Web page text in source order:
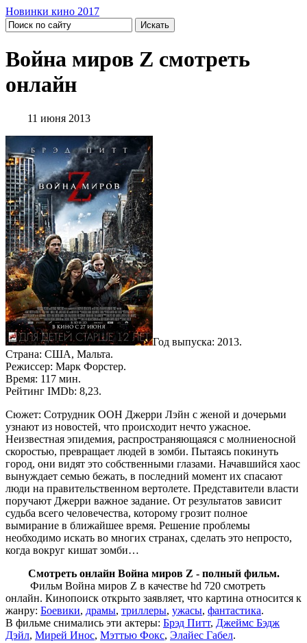
Новинки кино 2017
Война миров Z смотреть
онлайн
11 июня 2013
Год выпуска: 2013.
Страна: США, Мальта.
Режиссер: Марк Форстер.
Время: 117 мин.
Рейтинг IMDb: 8,23.
Сюжет: Сотрудник ООН Джерри Лэйн с женой и дочерьми
узнают из новостей, что происходит нечто ужасное.
Неизвестная эпидемия, распространяющаяся с молниеносной
скоростью, превращает людей в зомби. Пытаясь покинуть
город, они видят это собственными глазами. Начавшийся хаос
вынуждает семью бежать, в последний момент их спасают
люди на правительственном вертолете. Представители власти
поручают Джерри важное задание. От результатов зависит
судьба всего человечества, которому грозит полное
вымирание в ближайшее время. Решение проблемы
необходимо искать во многих странах, сделать это непросто,
когда вокруг кишат зомби…
Смотреть онлайн Война миров Z - полный фильм.
Фильм Война миров Z в качестве hd 720 смотреть
онлайн. Кинопоиск открыто заявляет, что картина относится к
жанру: Боевики, драмы, триллеры, ужасы, фантастика.
В фильме снимались эти актеры: Брэд Питт, Джеймс Бэдж
Дэйл, Мирей Инос, Мэттью Фокс, Элайес Габел.